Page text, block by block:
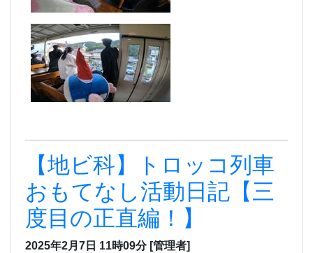
【地ビ科】トロッコ列車
おもてなし活動日記【三
度目の正直編！】
2025年2月7日 11時09分 [管理者]